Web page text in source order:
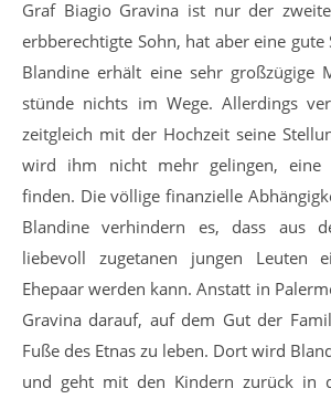
Graf Biagio Gravina ist nur der
erbberechtigte Sohn, hat aber eine
Blandine erhält eine sehr großzügige
stünde nichts im Wege. Allerdings
zeitgleich mit der Hochzeit seine
wird ihm nicht mehr gelingen, eine
finden. Die völlige finanzielle
Blandine verhindern es, dass aus
liebevoll zugetanen jungen Leuten
Ehepaar werden kann. Anstatt in
Gravina darauf, auf dem Gut der
Fuße des Etnas zu leben. Dort wird
und geht mit den Kindern zurück in